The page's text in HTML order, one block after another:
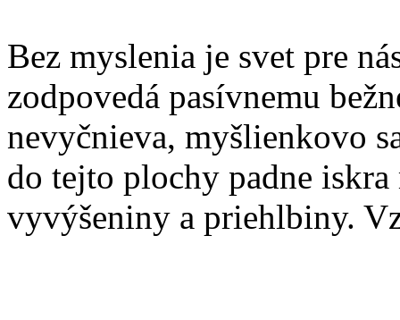
Bez myslenia je svet pre
zodpovedá pasívnemu
nevyčnieva, myšlienkovo
do tejto plochy padne
vyvýšeniny a priehlbiny.